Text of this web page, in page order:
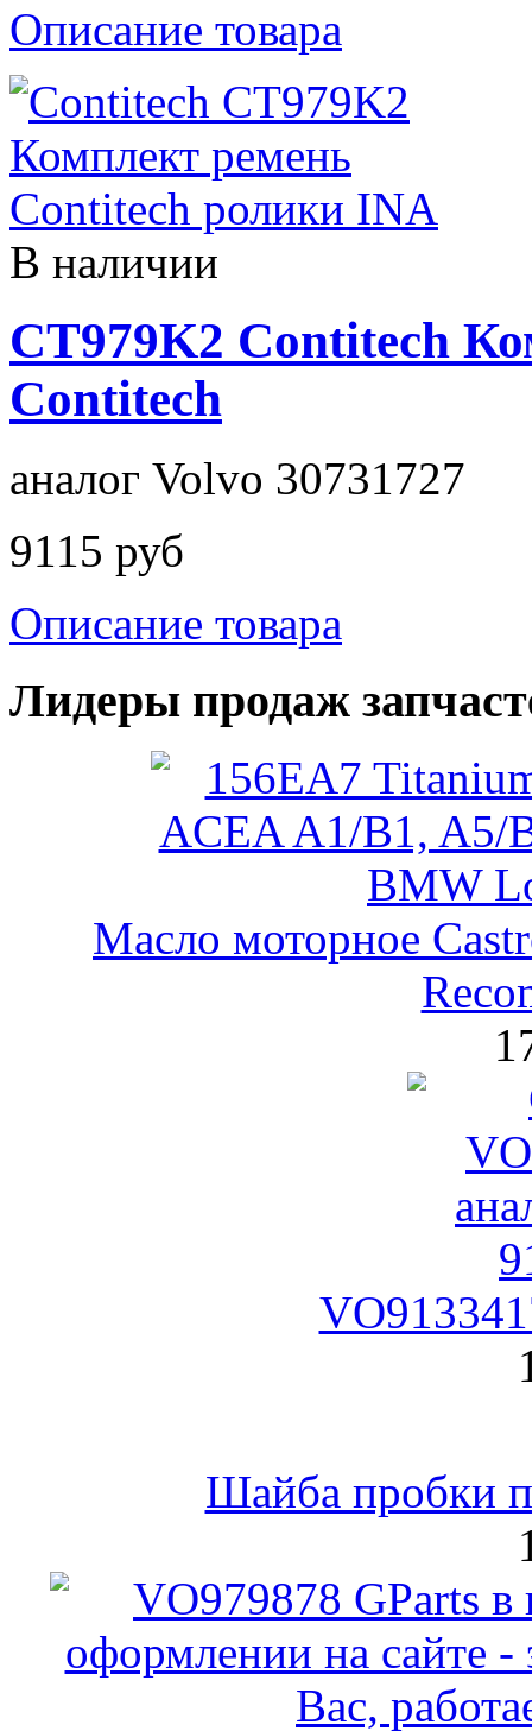
Описание товара
В наличии
CT979K2 Contitech
Contitech
аналог Volvo 30731727
9115 руб
Описание товара
Лидеры продаж
Масло моторное
Шайба пробки